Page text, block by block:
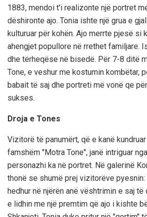
1883, mendoi t'i realizonte një portret
dëshironte ajo. Tonia ishte një grua e
kulturuar për kohën. Ajo merrte pjesë si
ahengjet popullore në rrethet familjare.
dhe tërheqëse në bisedë. Për 7-8 ditë
Tone, e veshur me kostumin kombëtar,
babait të saj dhe portreti më vonë qe
sukses.
Droja e Tones
Vizitorë të panumërt, që e kanë
famshëm "Motra Tone", janë intriguar
personazhi ka në portret. Në galerinë
thonë se shumë prej vizitorëve pyesnin:
hedhur në njërën anë vështrimin e saj të
e lidhin me një premtim që ajo i kishte